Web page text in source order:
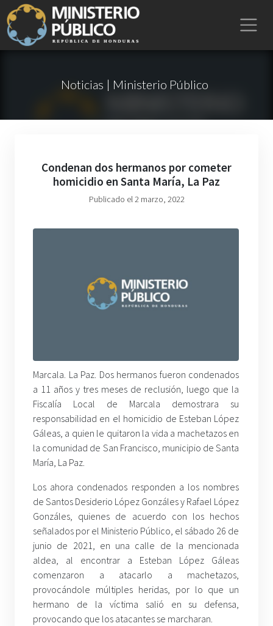
Noticias | Ministerio Público
Condenan dos hermanos por cometer
homicidio en Santa María, La Paz
Publicado el 2 marzo, 2022
Marcala. La Paz. Dos hermanos fueron condenados
a 11 años y tres meses de reclusión, luego que la
Fiscalía Local de Marcala demostrara su
responsabilidad en el homicidio de Esteban López
Gáleas, a quien le quitaron la vida a machetazos en
la comunidad de San Francisco, municipio de Santa
María, La Paz.
Los ahora condenados responden a los nombres
de Santos Desiderio López Gonzáles y Rafael López
Gonzáles, quienes de acuerdo con los hechos
señalados por el Ministerio Público, el sábado 26 de
junio de 2021, en una calle de la mencionada
aldea, al encontrar a Esteban López Gáleas
comenzaron a atacarlo a machetazos,
provocándole múltiples heridas, por lo que un
hermano de la víctima salió en su defensa,
provocando que los atacantes se marcharan.